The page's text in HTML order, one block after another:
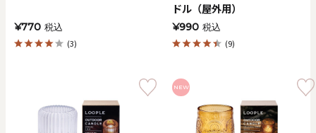
¥770 税込
(3)
ドル（屋外用）
¥990 税込
(9)
NEW